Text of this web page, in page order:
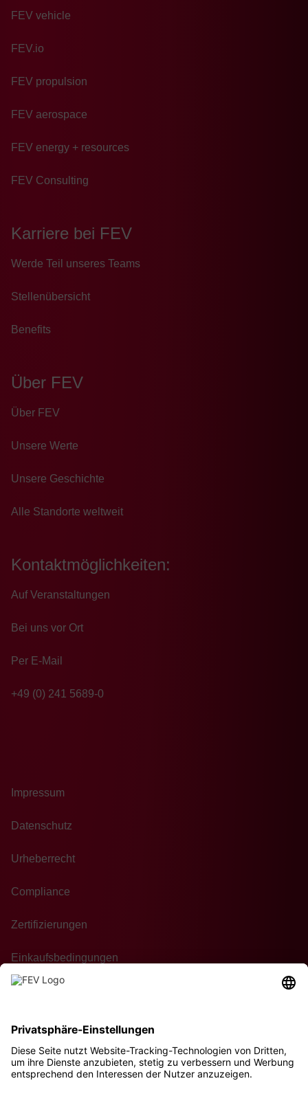
FEV vehicle
FEV.io
FEV propulsion
FEV aerospace
FEV energy + resources
FEV Consulting
Karriere bei FEV
Wer­de Teil un­se­res Teams
Stellenübersicht
Benefits
Über FEV
Über FEV
Unsere Werte
Unsere Geschichte
Alle Standorte weltweit
Kontaktmöglichkeiten:
Auf Veranstaltungen
Bei uns vor Ort
Per E-Mail
+49 (0) 241 5689-0
Impressum
Datenschutz
Urheberrecht
Compliance
Zertifizierungen
Einkaufsbedingungen
Nachhaltigkeit